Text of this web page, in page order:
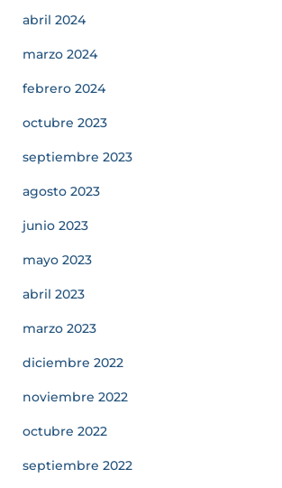
abril 2024
marzo 2024
febrero 2024
octubre 2023
septiembre 2023
agosto 2023
junio 2023
mayo 2023
abril 2023
marzo 2023
diciembre 2022
noviembre 2022
octubre 2022
septiembre 2022